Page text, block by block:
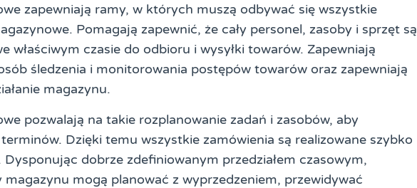
zapewniają ramy, w których muszą odbywać się wszystkie
Pomagają zapewnić, że cały personel, zasoby i sprzęt są
właściwym czasie do odbioru i wysyłki towarów. Zapewniają
śledzenia i monitorowania postępów towarów oraz zapewniają
magazynu.
pozwalają na takie rozplanowanie zadań i zasobów, aby
Dzięki temu wszystkie zamówienia są realizowane szybko
Dysponując dobrze zdefiniowanym przedziałem czasowym,
magazynu mogą planować z wyprzedzeniem, przewidywać